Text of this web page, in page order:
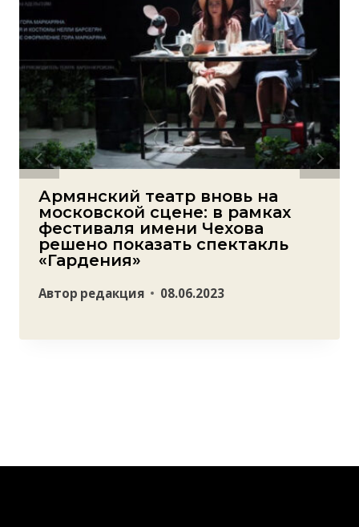
Армянский театр вновь на
московской сцене: в рамках
фестиваля имени Чехова
решено показать спектакль
«Гардения»
Автор редакция 08.06.2023